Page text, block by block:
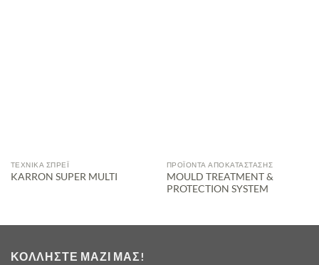
ΤΕΧΝΙΚΆ ΣΠΡΈΙ
KARRON SUPER MULTI
ΠΡΟΪΌΝΤΑ ΑΠΟΚΑΤΆΣΤΑΣΗΣ
MOULD TREATMENT &
PROTECTION SYSTEM
ΚΟΛΛΉΣΤΕ ΜΑΖΊ ΜΑΣ!